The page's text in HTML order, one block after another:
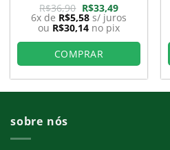
R$36,90 O
preço
original
era:
R$36,90.
R$33,49O
preço
atual
é:
R$33,49.
6x de R$5,58 s/ juros
ou R$30,14 no pix
COMPRAR
sobre nós